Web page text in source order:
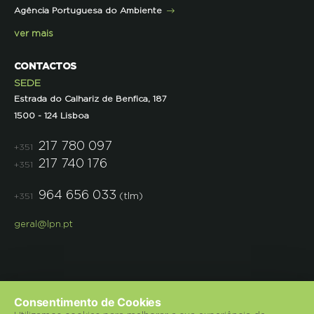
Semana do Jornalismo de Ambiente 2023
Agência Portuguesa do Ambiente
ver mais
CONTACTOS
SEDE
Estrada do Calhariz de Benfica, 187
1500 - 124 Lisboa
+351 217 780 097
+351 217 740 176
+351 964 656 033 (tlm)
geral@lpn.pt
Consentimento de Cookies